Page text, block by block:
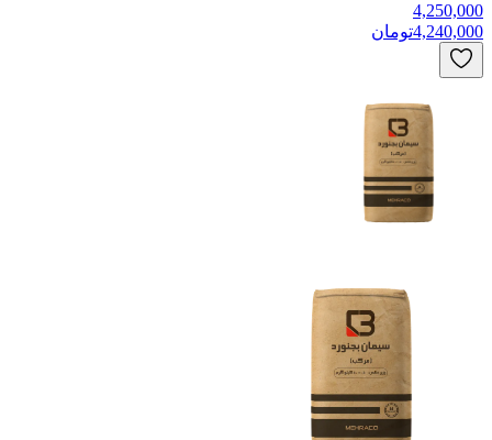
4,250,000
4,240,000تومان